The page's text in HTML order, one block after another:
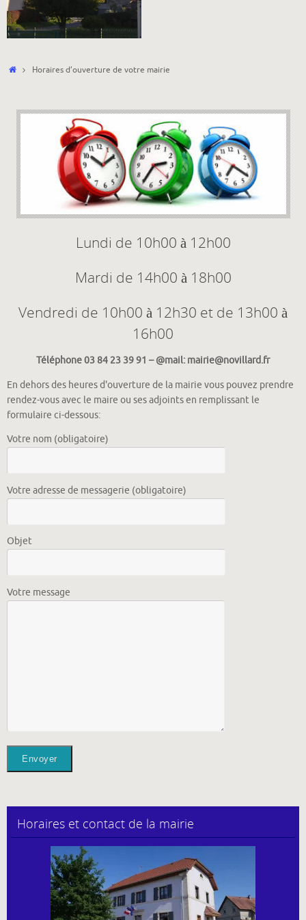
AccueilHoraires d’ouverture de votre mairie
Lundi de 10h00 à 12h00
Mardi de 14h00 à 18h00
Vendredi de 10h00 à 12h30 et de 13h00 à
16h00
Téléphone 03 84 23 39 91 – @mail: mairie@novillard.fr
En dehors des heures d'ouverture de la mairie vous pouvez prendre
rendez-vous avec le maire ou ses adjoints en remplissant le
formulaire ci-dessous:
Votre nom (obligatoire)
Votre adresse de messagerie (obligatoire)
Objet
Votre message
Horaires et contact de la mairie